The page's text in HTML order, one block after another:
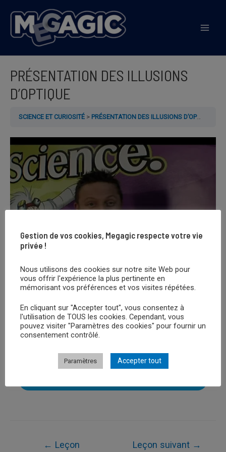
contenu
PRÉSENTATION DES ILLUSIONS
D’OPTIQUE
SCIENCE ET CURIOSITÉ PRÉSENTATION DES ILLUSIONS D’OPTIQUE
← Leçon Leçon suivant →
Gestion de vos cookies, Megagic respecte votre vie
privée !
Nous utilisons des cookies sur notre site Web pour
vous offrir l'expérience la plus pertinente en
mémorisant vos préférences et vos visites répétées.
En cliquant sur "Accepter tout", vous consentez à
l'utilisation de TOUS les cookies. Cependant, vous
pouvez visiter "Paramètres des cookies" pour fournir un
consentement contrôlé.
Paramètres Accepter tout